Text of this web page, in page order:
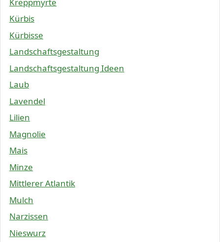
Kürbis
Kürbisse
Landschaftsgestaltung
Landschaftsgestaltung Ideen
Laub
Lavendel
Lilien
Magnolie
Mais
Minze
Mittlerer Atlantik
Mulch
Narzissen
Nieswurz